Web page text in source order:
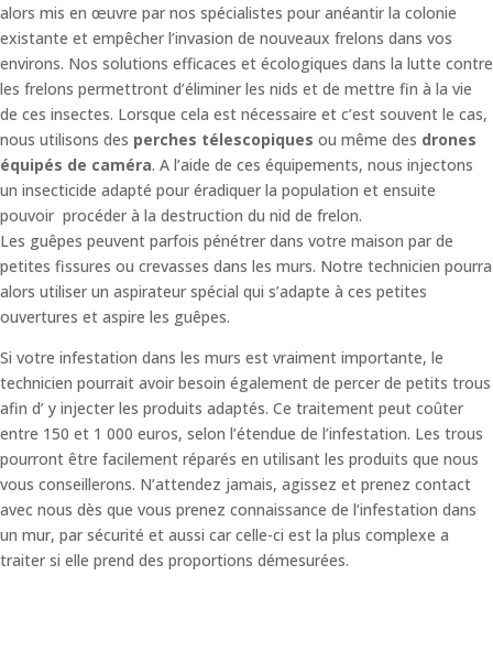
alors mis en œuvre par nos spécialistes pour anéantir la colonie
existante et empêcher l’invasion de nouveaux frelons dans vos
environs. Nos solutions efficaces et écologiques dans la lutte contre
les frelons permettront d’éliminer les nids et de mettre fin à la vie
de ces insectes. Lorsque cela est nécessaire et c’est souvent le cas,
nous utilisons des perches télescopiques ou même des drones
équipés de caméra. A l’aide de ces équipements, nous injectons
un insecticide adapté pour éradiquer la population et ensuite
pouvoir procéder à la destruction du nid de frelon.
Les guêpes peuvent parfois pénétrer dans votre maison par de
petites fissures ou crevasses dans les murs. Notre technicien pourra
alors utiliser un aspirateur spécial qui s’adapte à ces petites
ouvertures et aspire les guêpes.
Si votre infestation dans les murs est vraiment importante, le
technicien pourrait avoir besoin également de percer de petits trous
afin d’ y injecter les produits adaptés. Ce traitement peut coûter
entre 150 et 1 000 euros, selon l’étendue de l’infestation. Les trous
pourront être facilement réparés en utilisant les produits que nous
vous conseillerons. N’attendez jamais, agissez et prenez contact
avec nous dès que vous prenez connaissance de l’infestation dans
un mur, par sécurité et aussi car celle-ci est la plus complexe a
traiter si elle prend des proportions démesurées.